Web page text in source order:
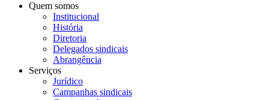
Quem somos
Institucional
História
Diretoria
Delegados sindicais
Abrangência
Serviços
Jurídico
Campanhas sindicais